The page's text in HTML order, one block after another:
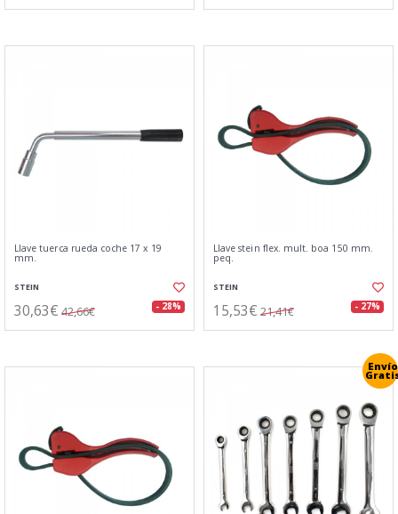
Llave tuerca rueda coche 17 x 19
mm.
STEIN
30,63€ 42,66€ - 28%
Llave stein flex. mult. boa 150 mm.
peq.
STEIN
15,53€ 21,41€ - 27%
Envío